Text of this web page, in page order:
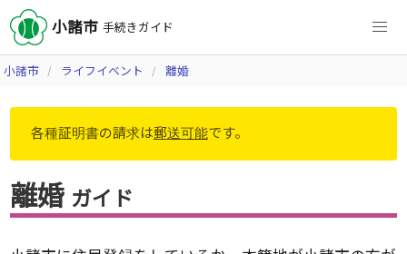
小諸市 手続きガイド
小諸市 ライフイベント 離婚
各種証明書の請求は郵送可能です。
離婚 ガイド